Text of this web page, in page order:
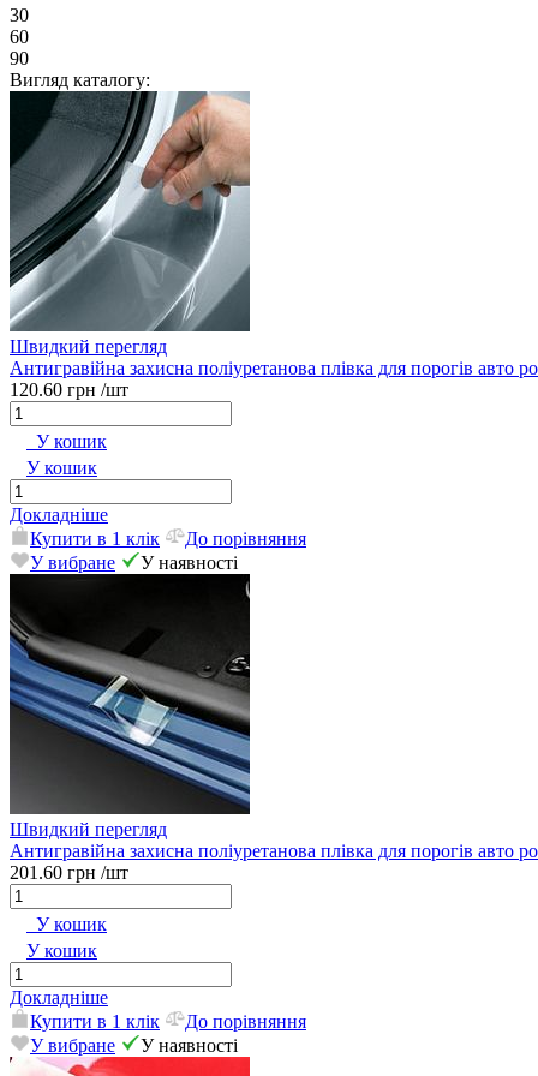
30
60
90
Вигляд каталогу:
Швидкий перегляд
Антигравійна захисна поліуретанова плівка для порогів авто
120.60 грн /шт
У кошик
У кошик
Докладніше
Купити в 1 клік
До порівняння
У вибране
У наявності
Швидкий перегляд
Антигравійна захисна поліуретанова плівка для порогів авто
201.60 грн /шт
У кошик
У кошик
Докладніше
Купити в 1 клік
До порівняння
У вибране
У наявності